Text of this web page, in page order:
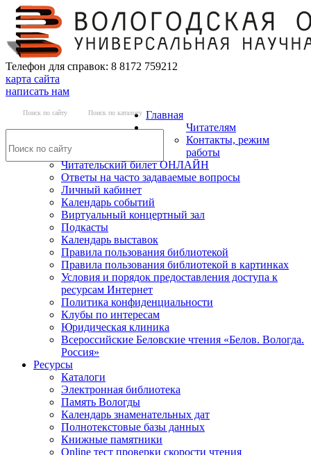
Телефон для справок: 8 8172 759212
карта сайта
написать нам
Поиск по сайту Поиск по каталогу Главная
Читателям
Контакты, режим
работы
Читательский билет ОНЛАЙН
Ответы на часто задаваемые вопросы
Личный кабинет
Календарь событий
Виртуальный концертный зал
Подкасты
Календарь выставок
Правила пользования библиотекой
Правила пользования библиотекой в картинках
Условия и порядок предоставления доступа к
ресурсам Интернет
Политика конфиденциальности
Клубы по интересам
Юридическая клиника
Всероссийские Беловские чтения «Белов. Вологда.
Россия»
Ресурсы
Каталоги
Электронная библиотека
Память Вологды
Календарь знаменательных дат
Полнотекстовые базы данных
Книжные памятники
Online тест проверки скорости чтения